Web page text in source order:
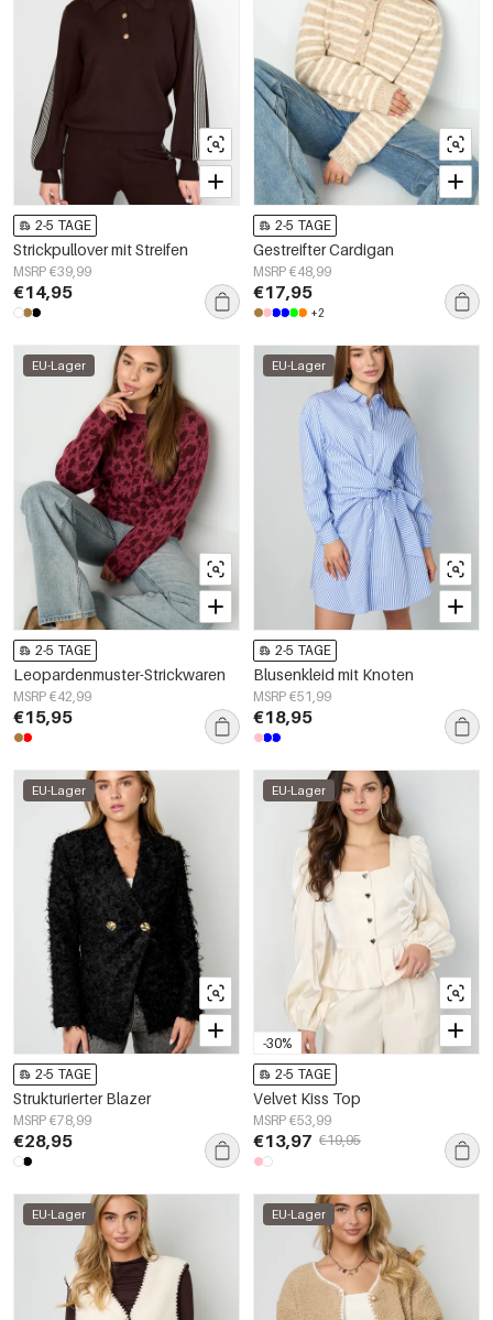
2-5 TAGE
Strickpullover mit Streifen
MSRP €39,99
€14,95
2-5 TAGE
Gestreifter Cardigan
MSRP €48,99
€17,95
+2
EU-Lager
2-5 TAGE
Leopardenmuster-Strickwaren
MSRP €42,99
€15,95
EU-Lager
2-5 TAGE
Blusenkleid mit Knoten
MSRP €51,99
€18,95
EU-Lager
2-5 TAGE
Strukturierter Blazer
MSRP €78,99
€28,95
-30%
EU-Lager
2-5 TAGE
Velvet Kiss Top
MSRP €53,99
€13,97 €19,95
EU-Lager EU-Lager